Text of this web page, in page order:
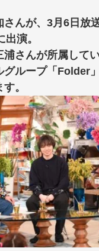
さんが、3月6日放
出演。
浦さんが所属して
グループ「Folder
。